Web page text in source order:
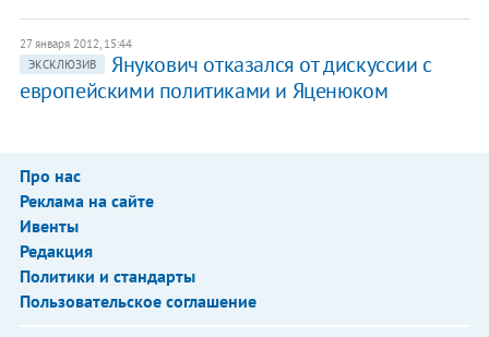
27 января 2012, 15:44
ЭКСКЛЮЗИВ
Янукович отказался от дискуссии с
европейскими политиками и Яценюком
Про нас
Реклама на сайте
Ивенты
Редакция
Политики и стандарты
Пользовательское соглашение